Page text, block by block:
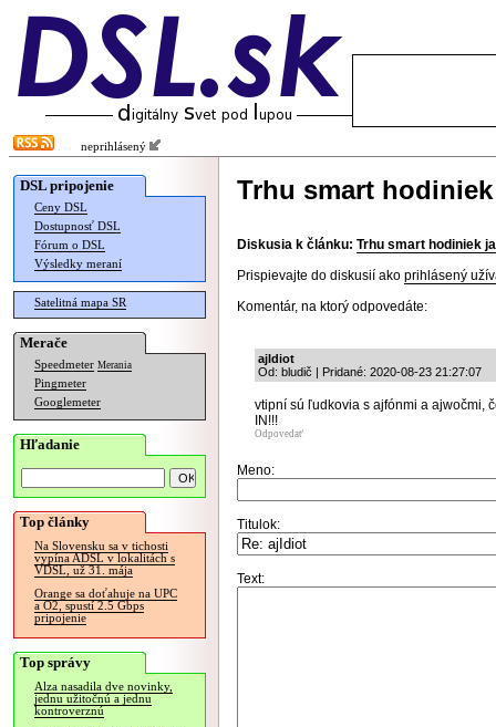
neprihlásený
DSL pripojenie
Ceny DSL
Dostupnosť DSL
Fórum o DSL
Výsledky meraní
Satelitná mapa SR
Merače
Speedmeter Merania
Pingmeter
Googlemeter
Hľadanie
Top články
Na Slovensku sa v tichosti
vypína ADSL v lokalitách s
VDSL, už 31. mája
Orange sa doťahuje na UPC
a O2, spustí 2.5 Gbps
pripojenie
Top správy
Alza nasadila dve novinky,
jednu užitočnú a jednu
kontroverznú
Trhu smart
Diskusia k článku: Trhu smart hodiniek
Prispievajte do diskusií ako prihlásený
Komentár, na ktorý odpovedáte:
ajIdiot
Od: bludič | Pridané: 2020-08-23 21:27:07
vtipní sú ľudkovia s ajfónmi a ajwočmi,
IN!!!
Odpovedať
Meno:
Titulok:
Text: